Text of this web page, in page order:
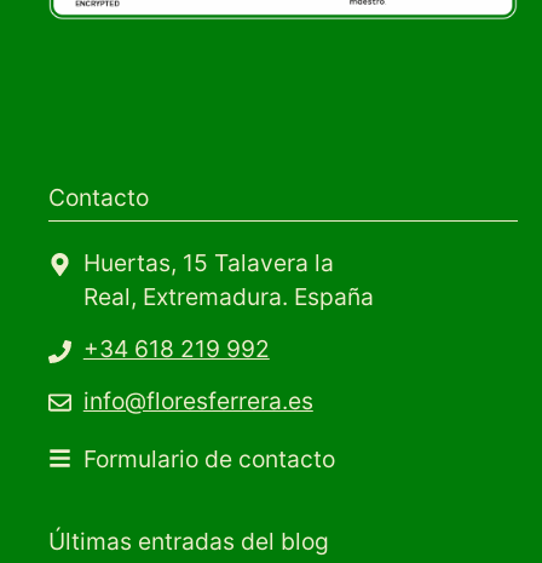
Contacto
Huertas, 15 Talavera la
Real, Extremadura. España
+34 618 219 992
info@floresferrera.es
Formulario de contacto
Últimas entradas del blog